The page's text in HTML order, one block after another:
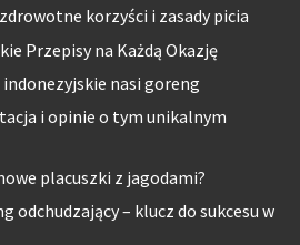
korzyści i zasady picia
Przepisy na Każdą Okazję
nasi goreng
i opinie o tym unikalnym
placuszki z jagodami?
odchudzający – klucz do sukcesu w